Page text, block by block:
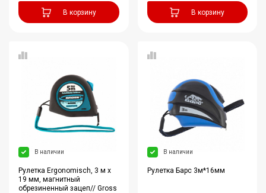
В корзину В корзину
В наличии
Рулетка Ergonomisch, 3 м x
19 мм, магнитный
обрезиненный зацеп// Gross
В наличии
Рулетка Барс 3м*16мм